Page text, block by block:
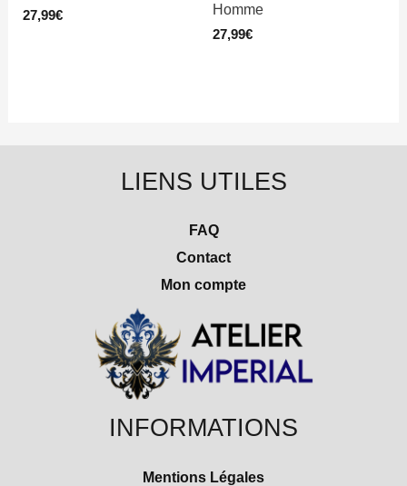
27,99€
Homme
27,99€
LIENS UTILES
FAQ
Contact
Mon compte
INFORMATIONS
Mentions Légales